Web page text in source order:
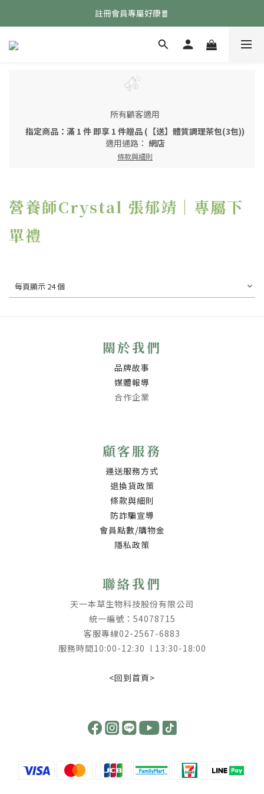
免費領取『均衡養生飲』點擊領取👉
註冊會員專屬好康🧧
免費領取『均衡養生飲』點擊領取👉
所有顧客適用
指定商品：滿 1 件 即享 1 件贈品 (【送】體質調理茶包(3包))
適用通路： 網店
條款與細則
營養師Crystal 張郁靖｜專屬下
單禮
每頁顯示 24 個
關於我們
品牌故事
媒體報導
合作企業
顧客服務
運送服務方式
退換貨政策
條款與細則
防詐騙宣導
會員點數/購物金
隱私政策
聯絡我們
天一本草生物科技股份有限公司
統一編號：54078715
客服專線02-2567-6883
服務時間10:00-12:30 l 13:30-18:00
<回到首頁>